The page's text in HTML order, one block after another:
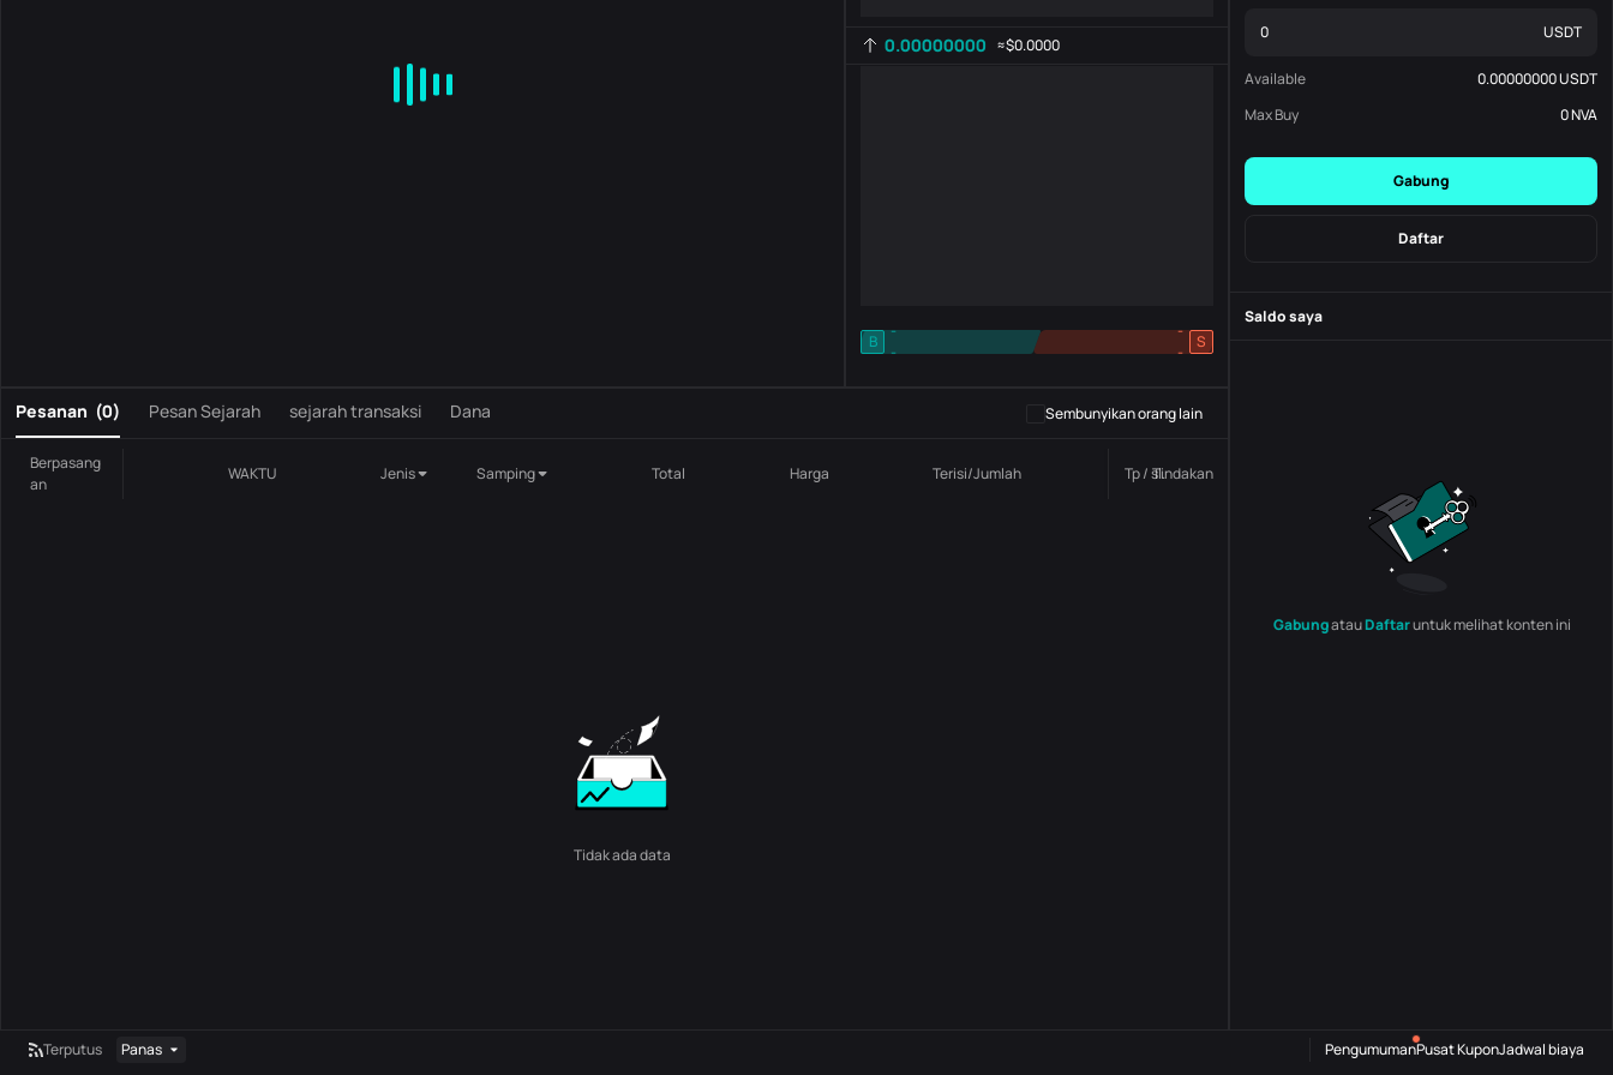
0.00000000 ≈$0.0000
B
-
-
S
-
-
Pesanan (0) Pesan Sejarah sejarah transaksi Dana Sembunyikan orang lain
Berpasang
an
WAKTU Jenis Samping Total Harga Terisi/Jumlah Tp / sl.Tindakan
Tidak ada data
USDT
Available 0.00000000USDT
Max Buy
0NVA
Gabung
Daftar
Saldo saya
GabungatauDaftaruntuk melihat konten ini
Terputus Panas PengumumanPusat KuponJadwal biaya